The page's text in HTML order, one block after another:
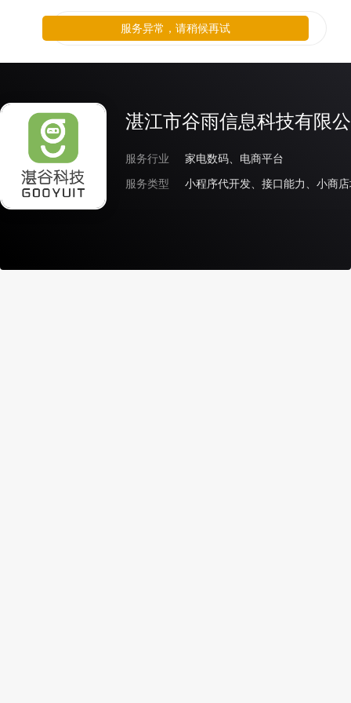
湛江市谷雨信息科技有限
服务行业
家电数码、电商平台
服务类型
服务异常，请稍候再试